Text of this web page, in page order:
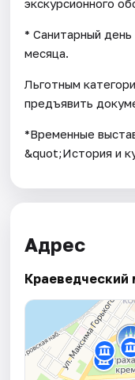
экскурсионного
* Санитарный
месяца.
Льготным
предъявить
*Временные
&quot;История и
Адрес
Краеведческий